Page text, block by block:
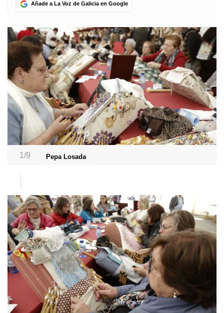
Añade a La Voz de Galicia en Google
1/9 Pepa Losada